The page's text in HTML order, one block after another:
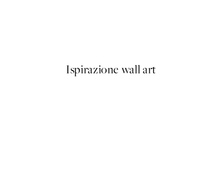
Ispirazione wall art